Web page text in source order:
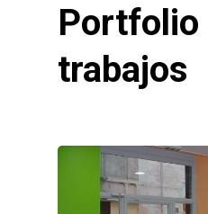
Portfolio
trabajos